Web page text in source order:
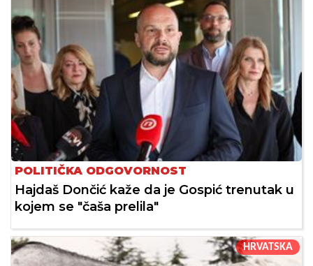
POLITIČKA ODGOVORNOST
Hajdaš Dončić kaže da je Gospić trenutak u
kojem se "čaša prelila"
HRVATSKA